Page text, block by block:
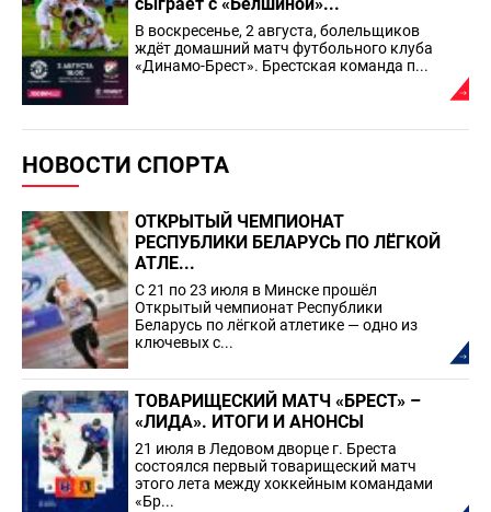
В воскресенье, 2 августа, болельщиков
ждёт домашний матч футбольного клуба
«Динамо-Брест». Брестская команда п...
НОВОСТИ СПОРТА
ОТКРЫТЫЙ ЧЕМПИОНАТ
РЕСПУБЛИКИ БЕЛАРУСЬ ПО ЛЁГКОЙ
АТЛЕ...
С 21 по 23 июля в Минске прошёл
Открытый чемпионат Республики
Беларусь по лёгкой атлетике — одно из
ключевых с...
ТОВАРИЩЕСКИЙ МАТЧ «БРЕСТ» –
«ЛИДА». ИТОГИ И АНОНСЫ
21 июля в Ледовом дворце г. Бреста
состоялся первый товарищеский матч
этого лета между хоккейным командами
«Бр...